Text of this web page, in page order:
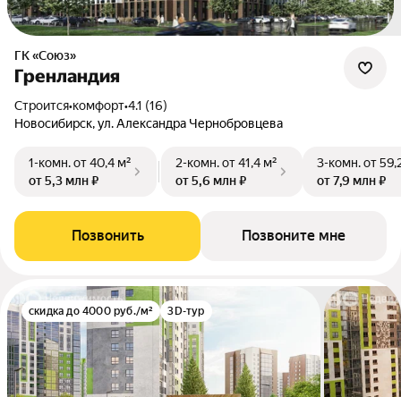
ГК «Союз»
Гренландия
Строится•комфорт•4.1 (16)
Новосибирск, ул. Александра Чернобровцева
1-комн.от 40,4 м²
от 5,3 млн ₽
2-комн.от 41,4 м²
от 5,6 млн ₽
3-комн.от
от 7,9 млн ₽
Позвонить Позвоните мне
скидка до 4000 руб./м² 3D-тур